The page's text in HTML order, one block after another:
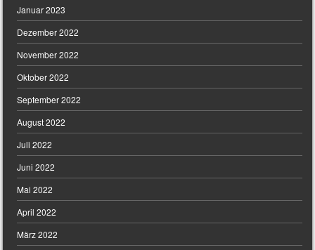
Januar 2023
Dezember 2022
November 2022
Oktober 2022
September 2022
August 2022
Juli 2022
Juni 2022
Mai 2022
April 2022
März 2022